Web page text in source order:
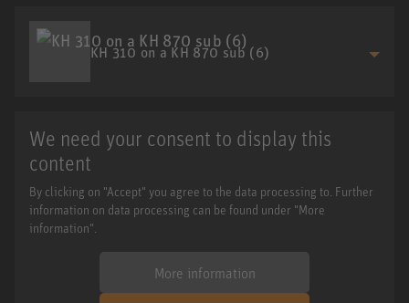
KH 310 on a KH 870 sub (6)
We need your consent to display this
content
By clicking on "Accept" you agree to the data processing to. Further
information on data processing can be found under "More
information".
More information